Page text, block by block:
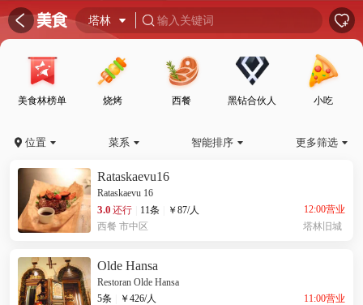
 󰦎 塔林   输入关键词 
美食林榜单 烧烤 西餐 黑钻合伙人 小吃
 位置  菜系  智能排序  更多筛选 
Rataskaevu16
Rataskaevu 16
3.0 还行 11条 ￥ 87/人
12:00营业
西餐 市中区 塔林旧城
Olde Hansa
Restoran Olde Hansa
5条
￥ 426/人
11:00营业